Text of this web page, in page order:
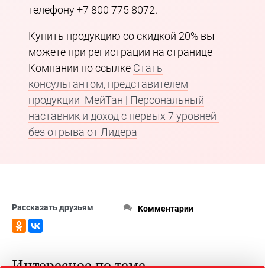
телефону +7 800 775 8072.
Купить продукцию со скидкой 20% вы
можете при регистрации на странице
Компании по ссылке Стать
консультантом, представителем
продукции МейТан | Персональный
наставник и доход с первых 7 уровней
без отрыва от Лидера
Рассказать друзьям Комментарии
Интересное по теме